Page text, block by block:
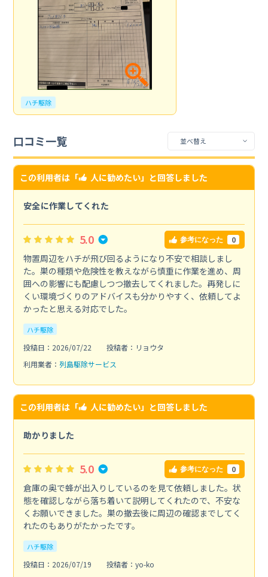
ハチ駆除
口コミ一覧
この利用者は「 人に勧めたい」と回答しました
安全に作業してくれた
5.0 参考になった 0
物置周辺をハチが飛び回るようになり不安で相談しまし
た。巣の種類や危険性を教えながら慎重に作業を進め、周
囲への影響にも配慮しつつ撤去してくれました。再発しに
くい環境づくりのアドバイスも分かりやすく、依頼してよ
かったと思える対応でした。
ハチ駆除
投稿日：2026/07/22
投稿者：リョウタ
利用業者： 列島駆除サービス
この利用者は「 人に勧めたい」と回答しました
助かりました
5.0 参考になった 0
倉庫の奥で蜂が出入りしているのを見て依頼しました。状
態を確認しながら落ち着いて説明してくれたので、不安な
くお願いできました。巣の撤去後に周辺の確認までしてく
れたのもありがたかったです。
ハチ駆除
投稿日：2026/07/19
投稿者：yo-ko